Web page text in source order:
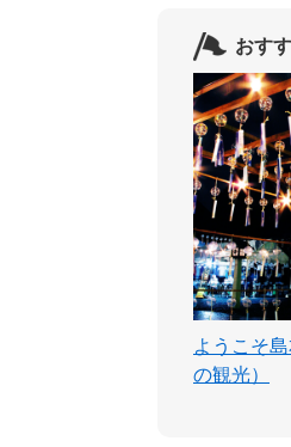
おす
ようこそ
の観光）